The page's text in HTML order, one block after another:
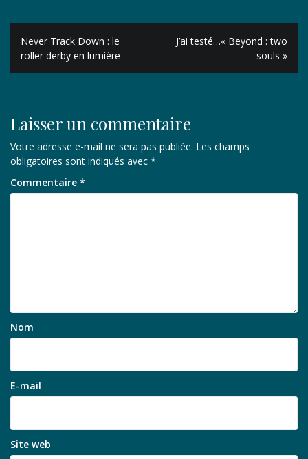
Navigation
de
l’article
Never Track Down : le
roller derby en lumière
J’ai testé…« Beyond : two
souls »
Laisser un commentaire
Votre adresse e-mail ne sera pas publiée. Les champs
obligatoires sont indiqués avec *
Commentaire *
Nom
E-mail
Site web